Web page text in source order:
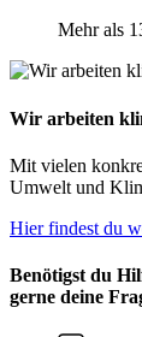
Mehr als
Wir arbeiten
Mit vielen
Umwelt und
Hier findest du
Benötigst du
gerne deine